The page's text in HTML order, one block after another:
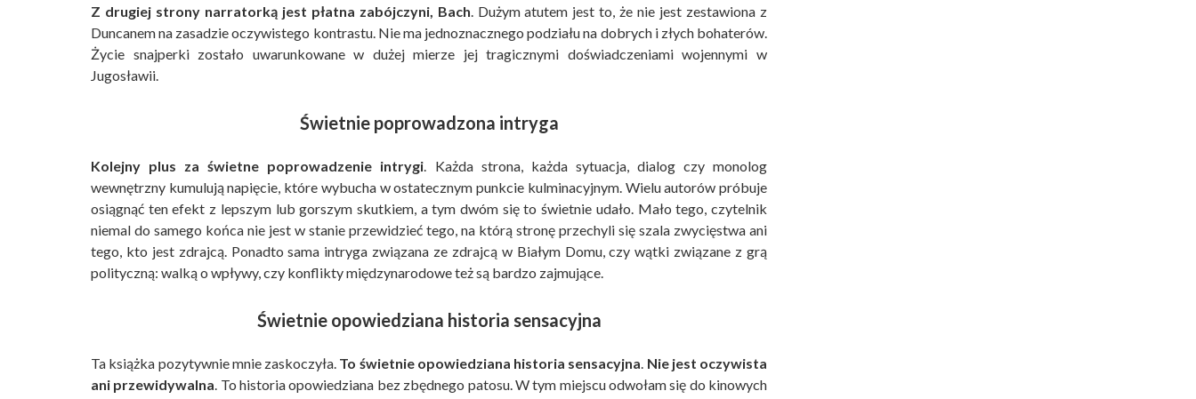
Z drugiej strony narratorką jest płatna zabójczyni, Bach. Dużym atutem jest to, że nie jest zestawiona z
Duncanem na zasadzie oczywistego kontrastu. Nie ma jednoznacznego podziału na dobrych i złych bohaterów.
Życie snajperki zostało uwarunkowane w dużej mierze jej tragicznymi doświadczeniami wojennymi w
Jugosławii.
Świetnie poprowadzona intryga
Kolejny plus za świetne poprowadzenie intrygi. Każda strona, każda sytuacja, dialog czy monolog
wewnętrzny kumulują napięcie, które wybucha w ostatecznym punkcie kulminacyjnym. Wielu autorów próbuje
osiągnąć ten efekt z lepszym lub gorszym skutkiem, a tym dwóm się to świetnie udało. Mało tego, czytelnik
niemal do samego końca nie jest w stanie przewidzieć tego, na którą stronę przechyli się szala zwycięstwa ani
tego, kto jest zdrajcą. Ponadto sama intryga związana ze zdrajcą w Białym Domu, czy wątki związane z grą
polityczną: walką o wpływy, czy konflikty międzynarodowe też są bardzo zajmujące.
Świetnie opowiedziana historia sensacyjna
Ta książka pozytywnie mnie zaskoczyła. To świetnie opowiedziana historia sensacyjna. Nie jest oczywista
ani przewidywalna. To historia opowiedziana bez zbędnego patosu. W tym miejscu odwołam się do kinowych